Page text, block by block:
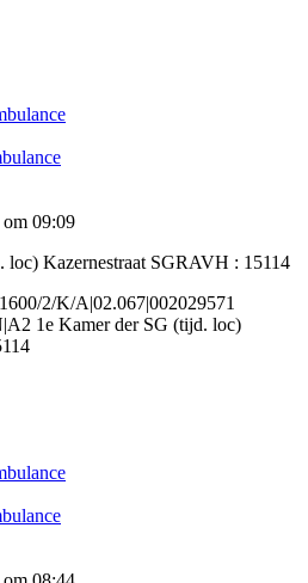
om 09:09
loc) Kazernestraat SGRAVH : 15114
2/K/A|02.067|002029571
1e Kamer der SG (tijd. loc)